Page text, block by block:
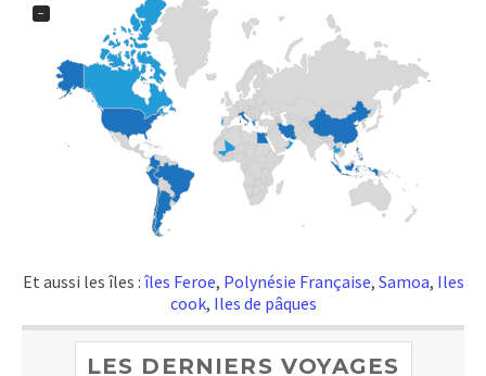
−
Et aussi les îles : îles Feroe, Polynésie Française, Samoa, Iles
cook, Iles de pâques
LES DERNIERS VOYAGES